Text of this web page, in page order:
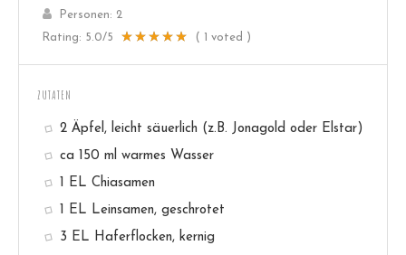
Personen: 2
Rating: 5.0/5 ( voted )
ZUTATEN
2 Äpfel, leicht säuerlich (z.B. Jonagold oder Elstar)
ca 150 ml warmes Wasser
1 EL Chiasamen
1 EL Leinsamen, geschrotet
3 EL Haferflocken, kernig